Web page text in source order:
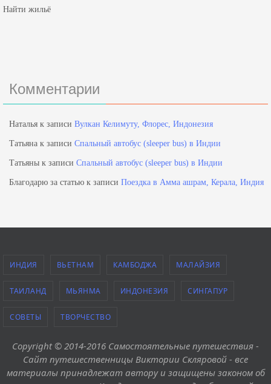
Найти жильё
Комментарии
Наталья к записи Вулкан Келимуту, Флорес, Индонезия
Татьяна к записи Спальный автобус (sleeper bus) в Индии
Татьяны к записи Спальный автобус (sleeper bus) в Индии
Благодарю за статью к записи Поездка в Амма ашрам, Керала, Индия
ИНДИЯ ВЬЕТНАМ КАМБОДЖА МАЛАЙЗИЯ
ТАИЛАНД МЬЯНМА ИНДОНЕЗИЯ СИНГАПУР
СОВЕТЫ ТВОРЧЕСТВО
Copyright © 2014-2016 Самостоятельные путешествия -
Сайт путешественницы Виктории Скляровой - все
материалы принадлежат автору и защищены законом об